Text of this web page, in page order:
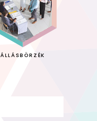
ÁLLÁSBÖRZÉK